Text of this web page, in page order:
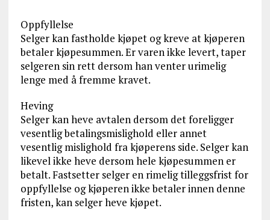
Oppfyllelse
Selger kan fastholde kjøpet og kreve at kjøperen
betaler kjøpesummen. Er varen ikke levert, taper
selgeren sin rett dersom han venter urimelig
lenge med å fremme kravet.
Heving
Selger kan heve avtalen dersom det foreligger
vesentlig betalingsmislighold eller annet
vesentlig mislighold fra kjøperens side. Selger kan
likevel ikke heve dersom hele kjøpesummen er
betalt. Fastsetter selger en rimelig tilleggsfrist for
oppfyllelse og kjøperen ikke betaler innen denne
fristen, kan selger heve kjøpet.